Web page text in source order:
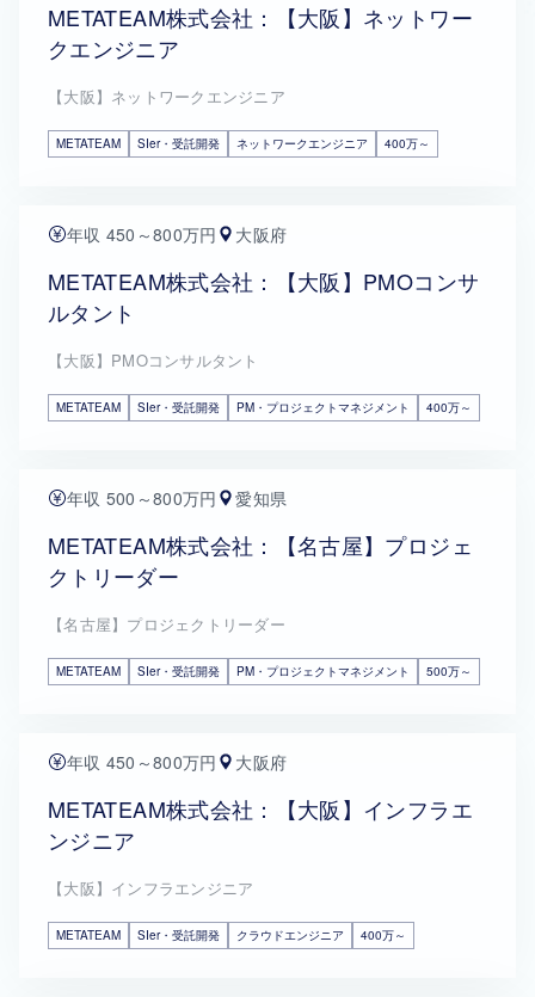
METATEAM株式会社：【大阪】ネットワー
クエンジニア
【大阪】ネットワークエンジニア
METATEAM SIer・受託開発 ネットワークエンジニア 400万～
年収 450～800万円 大阪府
METATEAM株式会社：【大阪】PMOコンサ
ルタント
【大阪】PMOコンサルタント
METATEAM SIer・受託開発 PM・プロジェクトマネジメント 400万～
年収 500～800万円 愛知県
METATEAM株式会社：【名古屋】プロジェ
クトリーダー
【名古屋】プロジェクトリーダー
METATEAM SIer・受託開発 PM・プロジェクトマネジメント 500万～
年収 450～800万円 大阪府
METATEAM株式会社：【大阪】インフラエ
ンジニア
【大阪】インフラエンジニア
METATEAM SIer・受託開発 クラウドエンジニア 400万～